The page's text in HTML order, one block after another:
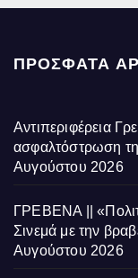
ΠΡΌΣΦΑΤΑ
Αντιπεριφέρεια
ασφαλτόστρωση
Αυγούστου 2026
ΓΡΕΒΕΝΑ ||
Σινεμά με την
Αυγούστου 2026